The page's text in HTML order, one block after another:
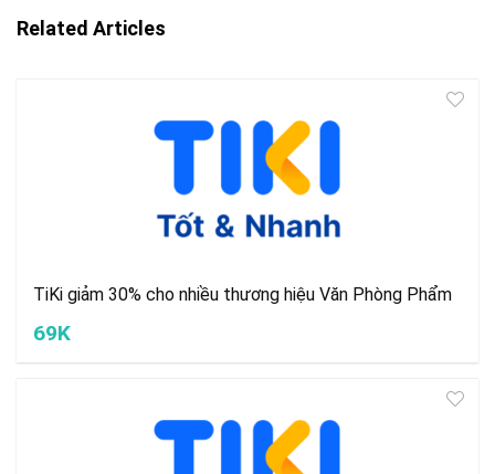
Related Articles
TiKi giảm 30% cho nhiều thương hiệu Văn Phòng Phẩm
69K